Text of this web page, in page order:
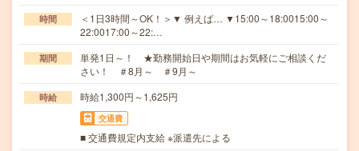
時間
＜1日3時間～OK！＞▼ 例えば… ▼15:00～18:0015:00～
22:0017:00～22:…
期間
単発1日～！ ★勤務開始日や期間はお気軽にご相談くだ
さい！ ＃8月～ ＃9月～
時給 時給1,300円～1,625円
交通費
■ 交通費規定内支給 ※派遣先による